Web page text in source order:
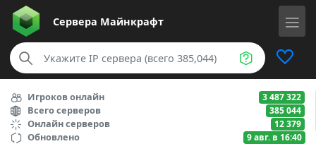
Сервера Майнкрафт
Игроков онлайн 3 487 322
Всего серверов 385 044
Онлайн серверов 12 379
Обновлено 9 авг. в 16:40